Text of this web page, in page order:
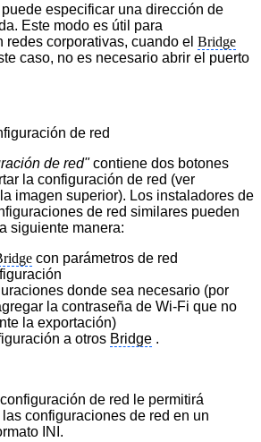
especificar una dirección de
Este modo es útil para
redes corporativas, cuando el Bridge
caso, no es necesario abrir el puerto
de red
de red" contiene dos botones
la configuración de red (ver
imagen superior). Los instaladores de
de red similares pueden
siguiente manera:
con parámetros de red
donde sea necesario (por
la contraseña de Wi-Fi que no
la exportación)
a otros Bridge .
de red le permitirá
configuraciones de red en un
INI.